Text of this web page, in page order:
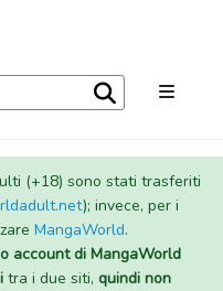
(+18) sono stati trasferiti
); invece, per i
MangaWorld.
account di MangaWorld
tra i due siti, quindi non